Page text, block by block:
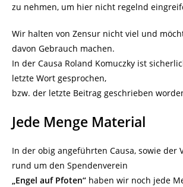
zu nehmen, um hier nicht regelnd
Wir halten von Zensur nicht viel und
davon Gebrauch machen.
In der Causa Roland Komuczky ist
letzte Wort gesprochen,
bzw. der letzte Beitrag geschrieben
Jede Menge Material
In der obig angeführten Causa, sowie der
rund um den Spendenverein
„Engel auf Pfoten“ haben wir noch jede